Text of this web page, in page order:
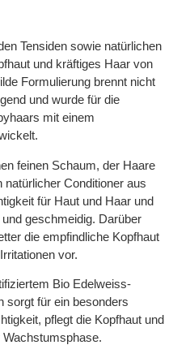
Tensiden sowie natürlichen
und kräftiges Haar von
Formulierung brennt nicht
und wurde für die
mit einem
feinen Schaum, der Haare
natürlicher Conditioner aus
für Haut und Haar und
geschmeidig. Darüber
die empfindliche Kopfhaut
vor.
Bio Edelweiss-
sorgt für ein besonders
pflegt die Kopfhaut und